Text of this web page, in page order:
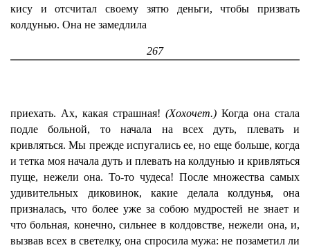
кису и отсчитал своему зятю деньги, чтобы призвать
колдунью. Она не замедлила
267
приехать. Ах, какая страшная! (Хохочет.) Когда она стала
подле больной, то начала на всех дуть, плевать и
кривляться. Мы прежде испугались ее, но еще больше, когда
и тетка моя начала дуть и плевать на колдунью и кривляться
пуще, нежели она. То-то чудеса! После множества самых
удивительных диковинок, какие делала колдунья, она
призналась, что более уже за собою мудростей не знает и
что больная, конечно, сильнее в колдовстве, нежели она, и,
вызвав всех в светелку, она спросила мужа: не позаметил ли